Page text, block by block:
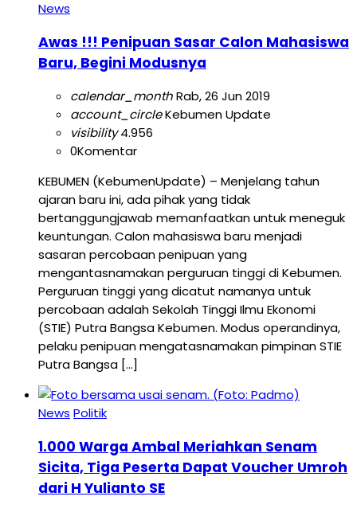
News
Awas !!! Penipuan Sasar Calon Mahasiswa
Baru, Begini Modusnya
calendar_monthRab, 26 Jun 2019
account_circleKebumen Update
visibility4.956
0Komentar
KEBUMEN (KebumenUpdate) – Menjelang tahun
ajaran baru ini, ada pihak yang tidak
bertanggungjawab memanfaatkan untuk meneguk
keuntungan. Calon mahasiswa baru menjadi
sasaran percobaan penipuan yang
mengantasnamakan perguruan tinggi di Kebumen.
Perguruan tinggi yang dicatut namanya untuk
percobaan adalah Sekolah Tinggi Ilmu Ekonomi
(STIE) Putra Bangsa Kebumen. Modus operandinya,
pelaku penipuan mengatasnamakan pimpinan STIE
Putra Bangsa […]
News Politik
1.000 Warga Ambal Meriahkan Senam
Sicita, Tiga Peserta Dapat Voucher Umroh
dari H Yulianto SE